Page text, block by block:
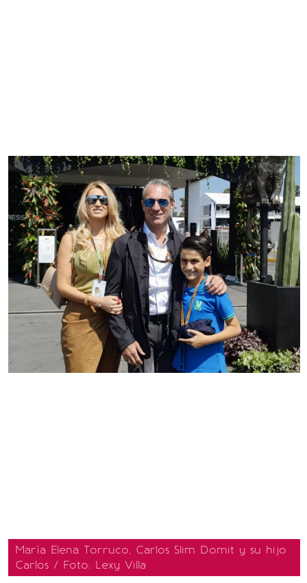
María Elena Torruco, Carlos Slim Domit y su hijo
Carlos / Foto: Lexy Villa